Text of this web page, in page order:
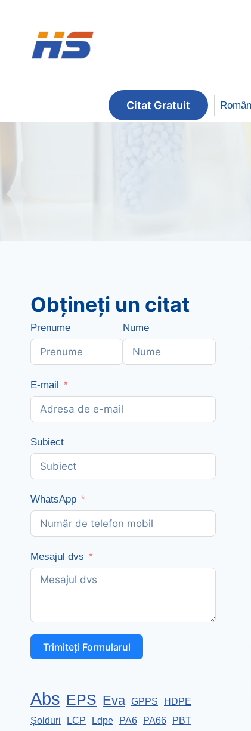
Citat Gratuit
Obțineți un citat
Prenume Nume
E-mail
Subiect
WhatsApp
Mesajul dvs
Trimiteți Formularul
Abs EPS Eva GPPS
HDPE
Șolduri
LCP Ldpe PA6 PA66
PBT